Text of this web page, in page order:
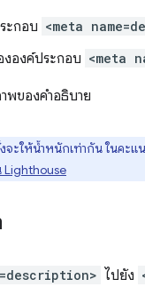
ะกอบ <meta
งองค์ประกอบ <meta
ของคำอธิบาย
จะให้น้ำหนักเท่ากัน ในคะ
Lighthouse
ไปยัง